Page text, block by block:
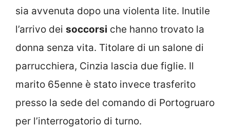
sia avvenuta dopo una violenta lite. Inutile
l’arrivo dei soccorsi che hanno trovato la
donna senza vita. Titolare di un salone di
parrucchiera, Cinzia lascia due figlie. Il
marito 65enne è stato invece trasferito
presso la sede del comando di Portogruaro
per l’interrogatorio di turno.